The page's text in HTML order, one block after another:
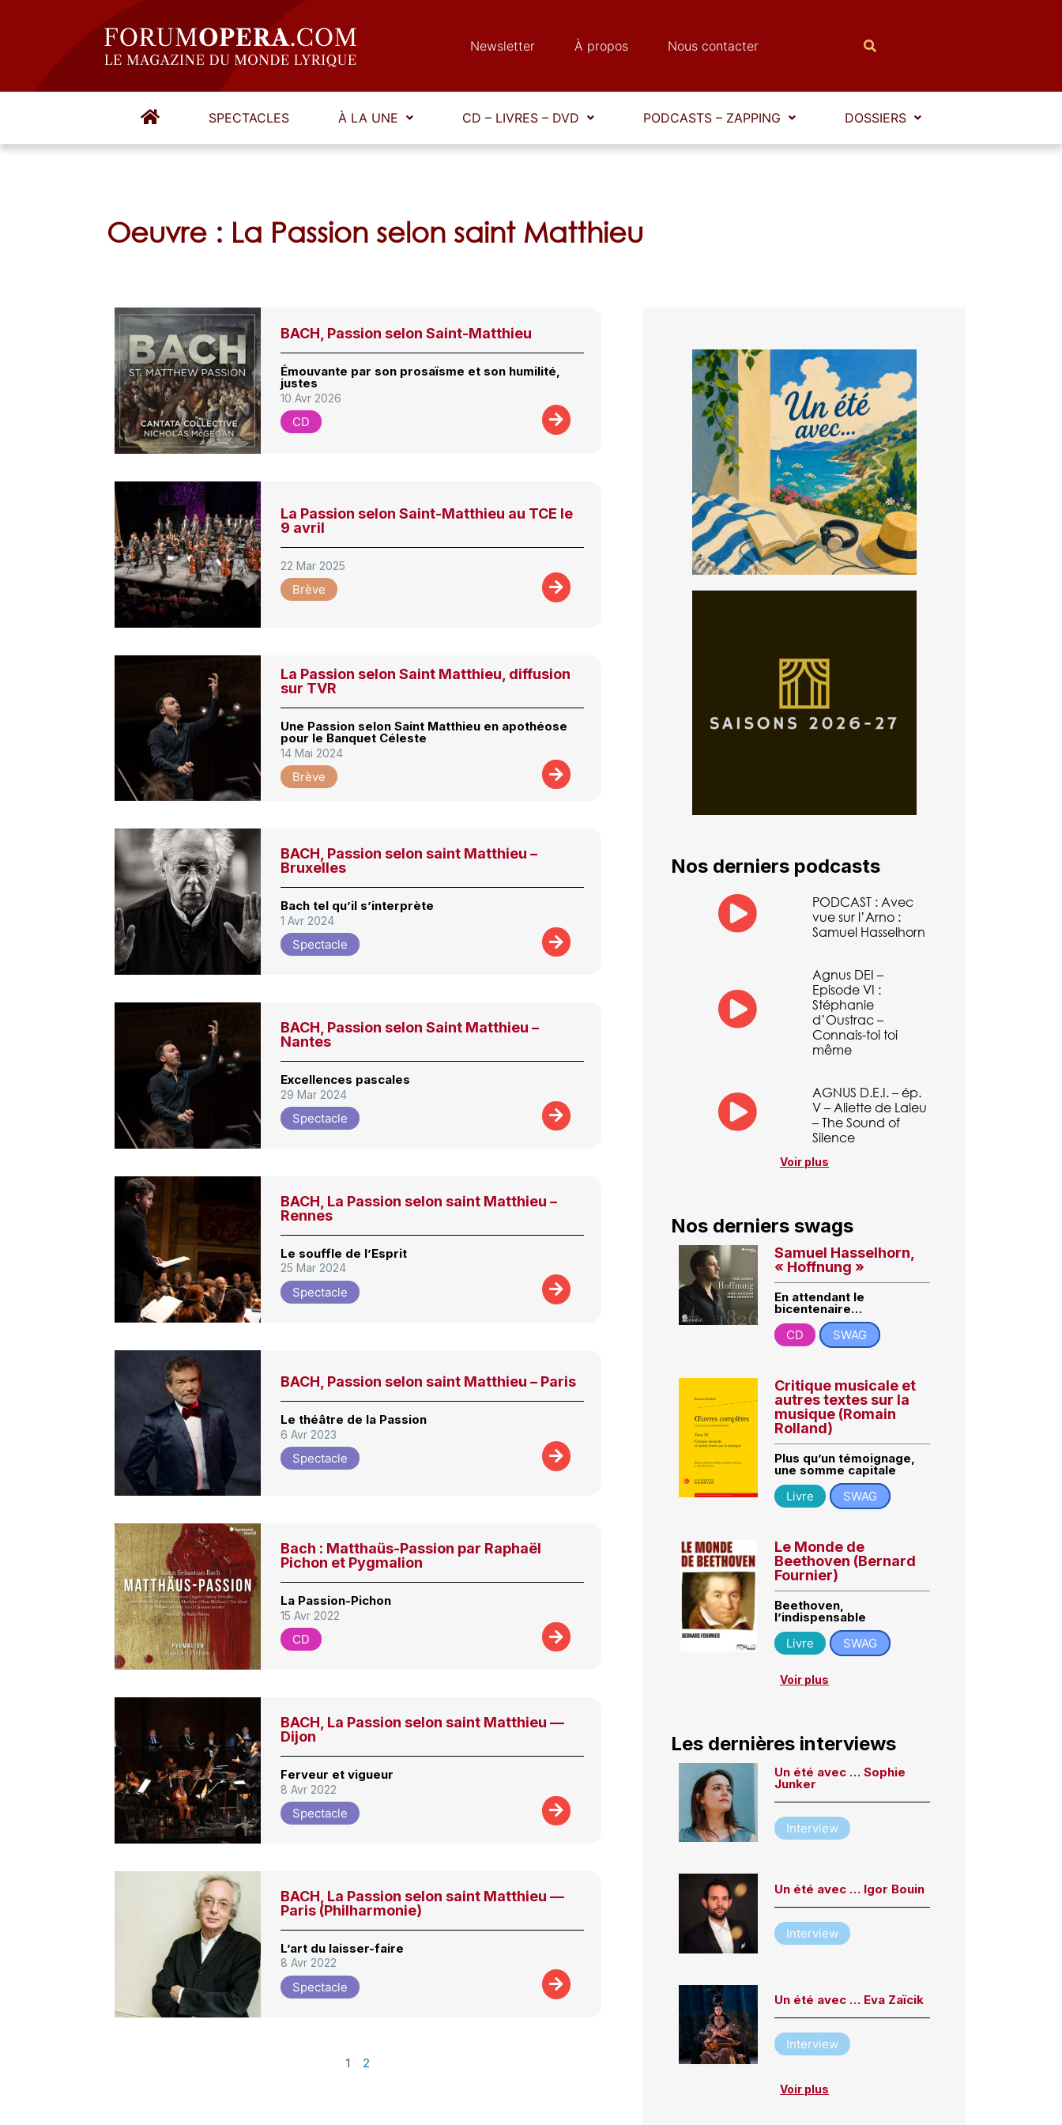
Newsletter À propos Nous contacter
SPECTACLES À LA UNE CD – LIVRES – DVD PODCASTS – ZAPPING DOSSIERS
Oeuvre : La Passion selon saint Matthieu
BACH, Passion selon Saint-Matthieu
Émouvante par son prosaïsme et son humilité,
justes
10 Avr 2026
CD
La Passion selon Saint-Matthieu au TCE le
9 avril
22 Mar 2025
Brève
La Passion selon Saint Matthieu, diffusion
sur TVR
Une Passion selon Saint Matthieu en apothéose
pour le Banquet Céleste
14 Mai 2024
Brève
BACH, Passion selon saint Matthieu –
Bruxelles
Bach tel qu’il s’interprète
1 Avr 2024
Spectacle
BACH, Passion selon Saint Matthieu –
Nantes
Excellences pascales
29 Mar 2024
Spectacle
BACH, La Passion selon saint Matthieu –
Rennes
Le souffle de l’Esprit
25 Mar 2024
Spectacle
BACH, Passion selon saint Matthieu – Paris
Le théâtre de la Passion
6 Avr 2023
Spectacle
Bach : Matthaüs-Passion par Raphaël
Pichon et Pygmalion
La Passion-Pichon
15 Avr 2022
CD
BACH, La Passion selon saint Matthieu —
Dijon
Ferveur et vigueur
8 Avr 2022
Spectacle
BACH, La Passion selon saint Matthieu —
Paris (Philharmonie)
L’art du laisser-faire
8 Avr 2022
Spectacle
1 2
Nos derniers podcasts
PODCAST : Avec
vue sur l’Arno :
Samuel Hasselhorn
Agnus DEI –
Episode VI :
Stéphanie
d’Oustrac –
Connais-toi toi
même
AGNUS D.E.I. – ép.
V – Aliette de Laleu
– The Sound of
Silence
Voir plus
Nos derniers swags
Samuel Hasselhorn,
« Hoffnung »
En attendant le
bicentenaire…
CD
SWAG
Critique musicale et
autres textes sur la
musique (Romain
Rolland)
Plus qu’un témoignage,
une somme capitale
Livre
SWAG
Le Monde de
Beethoven (Bernard
Fournier)
Beethoven,
l’indispensable
Livre
SWAG
Voir plus
Les dernières interviews
Un été avec … Sophie
Junker
Interview
Un été avec … Igor Bouin
Interview
Un été avec … Eva Zaïcik
Interview
Voir plus